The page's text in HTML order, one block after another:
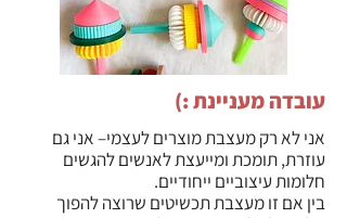
עובדה מעניינת :)
אני לא רק מעצבת מוצרים לעצמי– אני גם
עוזרת, תומכת ומייעצת לאנשים להגשים
חלומות עיצוביים ייחודיים.
בין אם זו מעצבת תכשיטים שרוצה להפוך